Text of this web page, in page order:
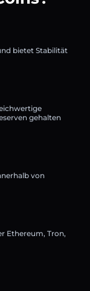
bietet Stabilität
gehalten
von
Ethereum, Tron,